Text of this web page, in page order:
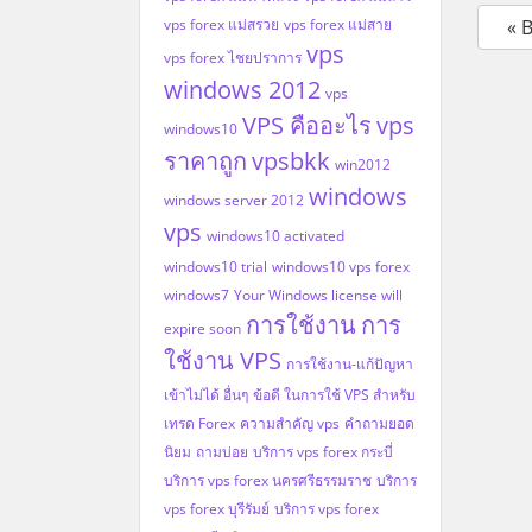
vps forex แม่สรวย vps forex แม่สาย
vps forex ไชยปราการ vps
windows 2012 vps
windows10 VPS คืออะไรvps
ราคาถูกvpsbkk win2012
windows server 2012 windows
vps windows10 activated
windows10 trial windows10 vps forex
windows7 Your Windows license will
expire soon การใช้งานการ
ใช้งาน VPS การใช้งาน-แก้ปัญหา
เข้าไม่ได้ อื่นๆ ข้อดี ในการใช้ VPS สำหรับ
เทรด Forex ความสำคัญ vps คำถามยอด
นิยม ถามบ่อย บริการ vps forex กระบี่
บริการ vps forex นครศรีธรรมราช บริการ
vps forex บุรีรัมย์ บริการ vps forex
«